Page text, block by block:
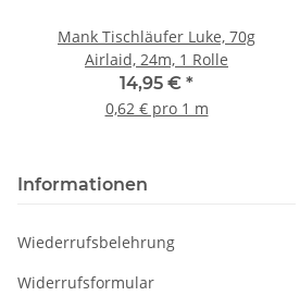
Mank Tischläufer Luke, 70g
Airlaid, 24m, 1 Rolle
14,95 € *
0,62 € pro 1 m
Informationen
Wiederrufsbelehrung
Widerrufsformular